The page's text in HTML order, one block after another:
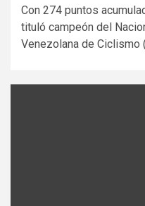
Con 274 puntos
tituló campeón del
Venezolana de Ciclismo